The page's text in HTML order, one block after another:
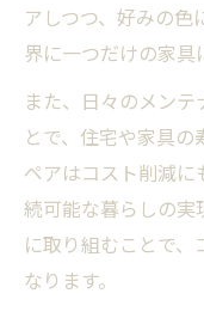
アしつつ、好みの
界に一つだけの家具
また、日々のメン
とで、住宅や家具の
ペアはコスト削減に
続可能な暮らしの実
に取り組むことで
なります。